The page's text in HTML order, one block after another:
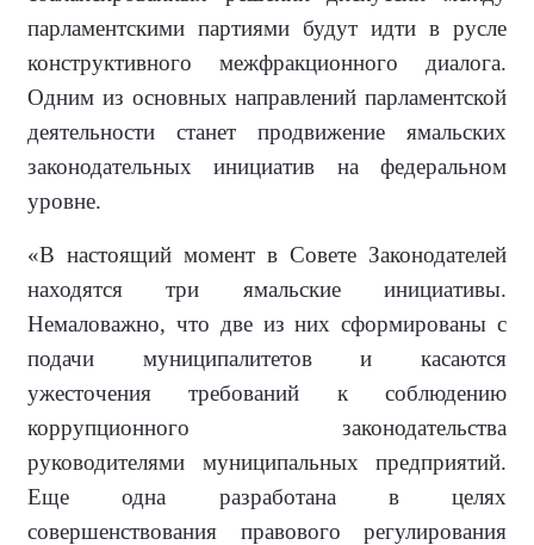
парламентскими партиями будут идти в русле
конструктивного межфракционного диалога.
Одним из основных направлений парламентской
деятельности станет продвижение ямальских
законодательных инициатив на федеральном
уровне.
«В настоящий момент в Совете Законодателей
находятся три ямальские инициативы.
Немаловажно, что две из них сформированы с
подачи муниципалитетов и касаются
ужесточения требований к соблюдению
коррупционного законодательства
руководителями муниципальных предприятий.
Еще одна разработана в целях
совершенствования правового регулирования